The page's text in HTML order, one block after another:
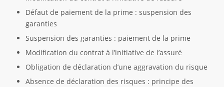
Défaut de paiement de la prime : suspension des
garanties
Suspension des garanties : paiement de la prime
Modification du contrat à l’initiative de l’assuré
Obligation de déclaration d’une aggravation du risque
Absence de déclaration des risques : principe des